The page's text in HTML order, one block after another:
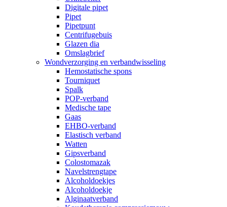
Digitale pipet
Pipet
Pipetpunt
Centrifugebuis
Glazen dia
Omslagbrief
Wondverzorging en verbandwisseling
Hemostatische spons
Tourniquet
Spalk
POP-verband
Medische tape
Gaas
EHBO-verband
Elastisch verband
Watten
Gipsverband
Colostomazak
Navelstrengtape
Alcoholdoekjes
Alcoholdoekje
Alginaatverband